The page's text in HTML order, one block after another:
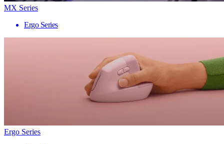
MX Series
Ergo Series
Ergo Series